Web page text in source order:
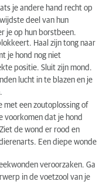
voorwerp inslikt
je andere hand recht op
deel van hun
je op hun borstbeen.
Haal zijn tong naar
je hond nog niet
positie. Sluit zijn mond.
lucht in te blazen en je
met een zoutoplossing of
voorkomen dat je hond
de wond er rood en
Een diepe wonde
veroorzaken. Ga
in de voetzool van je